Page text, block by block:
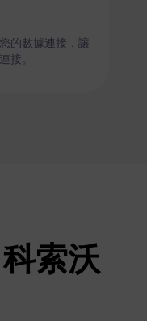
的數據連接，讓
接。
索沃